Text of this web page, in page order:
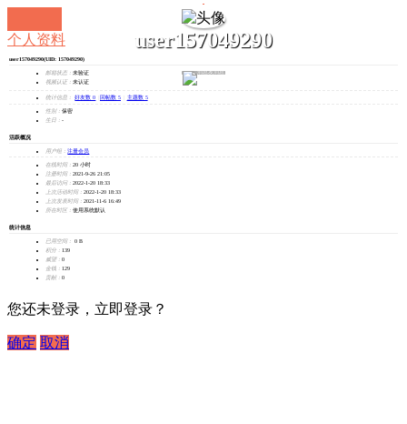
user157049290
发消息
个人资料
user157049290(UID: 157049290)
邮箱状态： 未验证
视频认证： 未认证
统计信息： 好友数 0 回帖数 5 主题数 5
性别： 保密
生日： -
活跃概况
用户组： 注册会员
在线时间： 20 小时
注册时间： 2021-9-26 21:05
最后访问： 2022-1-20 18:33
上次活动时间： 2022-1-20 18:33
上次发表时间： 2021-11-6 16:49
所在时区： 使用系统默认
统计信息
已用空间：
0 B
积分： 139
威望： 0
金钱： 129
贡献： 0
您还未登录，立即登录？
确定 取消